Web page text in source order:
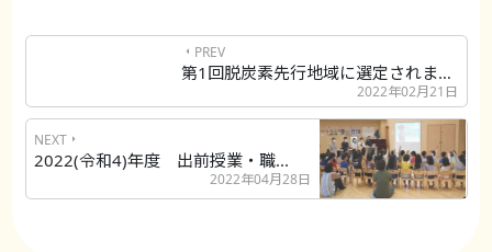
PREV
第1回脱炭素先行地域に選定されました...
2022年02月21日
NEXT
2022(令和4)年度 出前授業・職...
2022年04月28日